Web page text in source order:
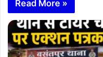
Read More »